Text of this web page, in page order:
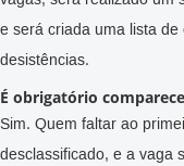
e será criada uma lista
desistências.
É obrigatório
Sim. Quem faltar ao
desclassificado, e a vaga